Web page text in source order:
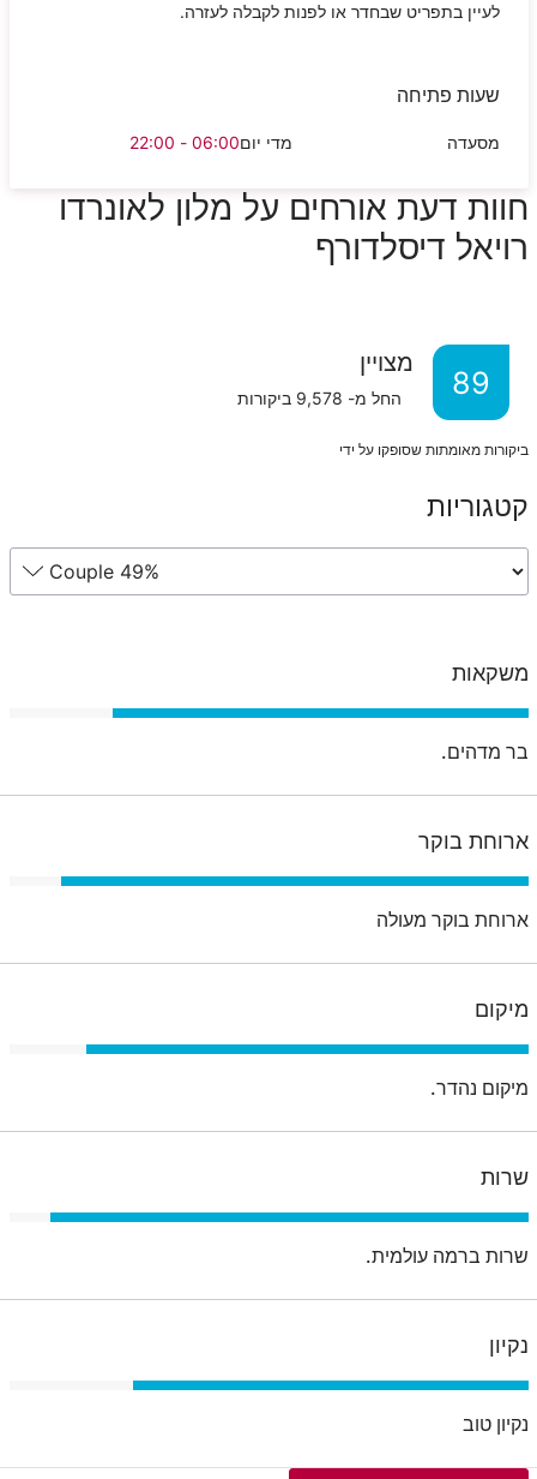
לעיין בתפריט שבחדר או לפנות לקבלה לעזרה.
שעות פתיחה
מסעדה מדי יום06:00 - 22:00
חוות דעת אורחים על מלון לאונרדו
רויאל דיסלדורף
89
מצויין
החל מ- 9,578 ביקורות
ביקורות מאומתות שסופקו על ידי
קטגוריות
משקאות
בר מדהים.
ארוחת בוקר
ארוחת בוקר מעולה
מיקום
מיקום נהדר.
שרות
שרות ברמה עולמית.
נקיון
נקיון טוב